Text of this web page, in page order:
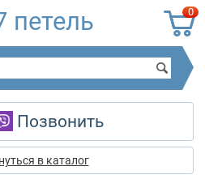
0
петель
Позвонить
в каталог